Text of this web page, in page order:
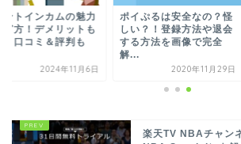
ントインカムの魅力
ぎ方！デメリットも
？口コミ＆評判も
2024年11月6日
ポイぷるは安全なの？怪
しい？！登録方法や退会
する方法を画像で完全
解...
2020年11月29日
楽天TV NBAチャン